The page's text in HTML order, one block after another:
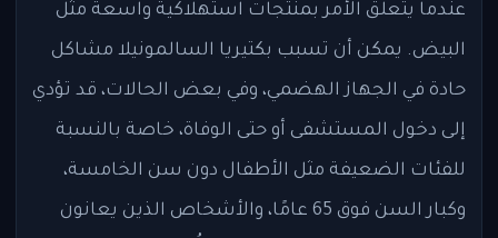
عندما يتعلق الأمر بمنتجات استهلاكية واسعة مثل
البيض. يمكن أن تسبب بكتيريا السالمونيلا مشاكل
حادة في الجهاز الهضمي، وفي بعض الحالات، قد تؤدي
إلى دخول المستشفى أو حتى الوفاة، خاصة بالنسبة
للفئات الضعيفة مثل الأطفال دون سن الخامسة،
وكبار السن فوق 65 عامًا، والأشخاص الذين يعانون